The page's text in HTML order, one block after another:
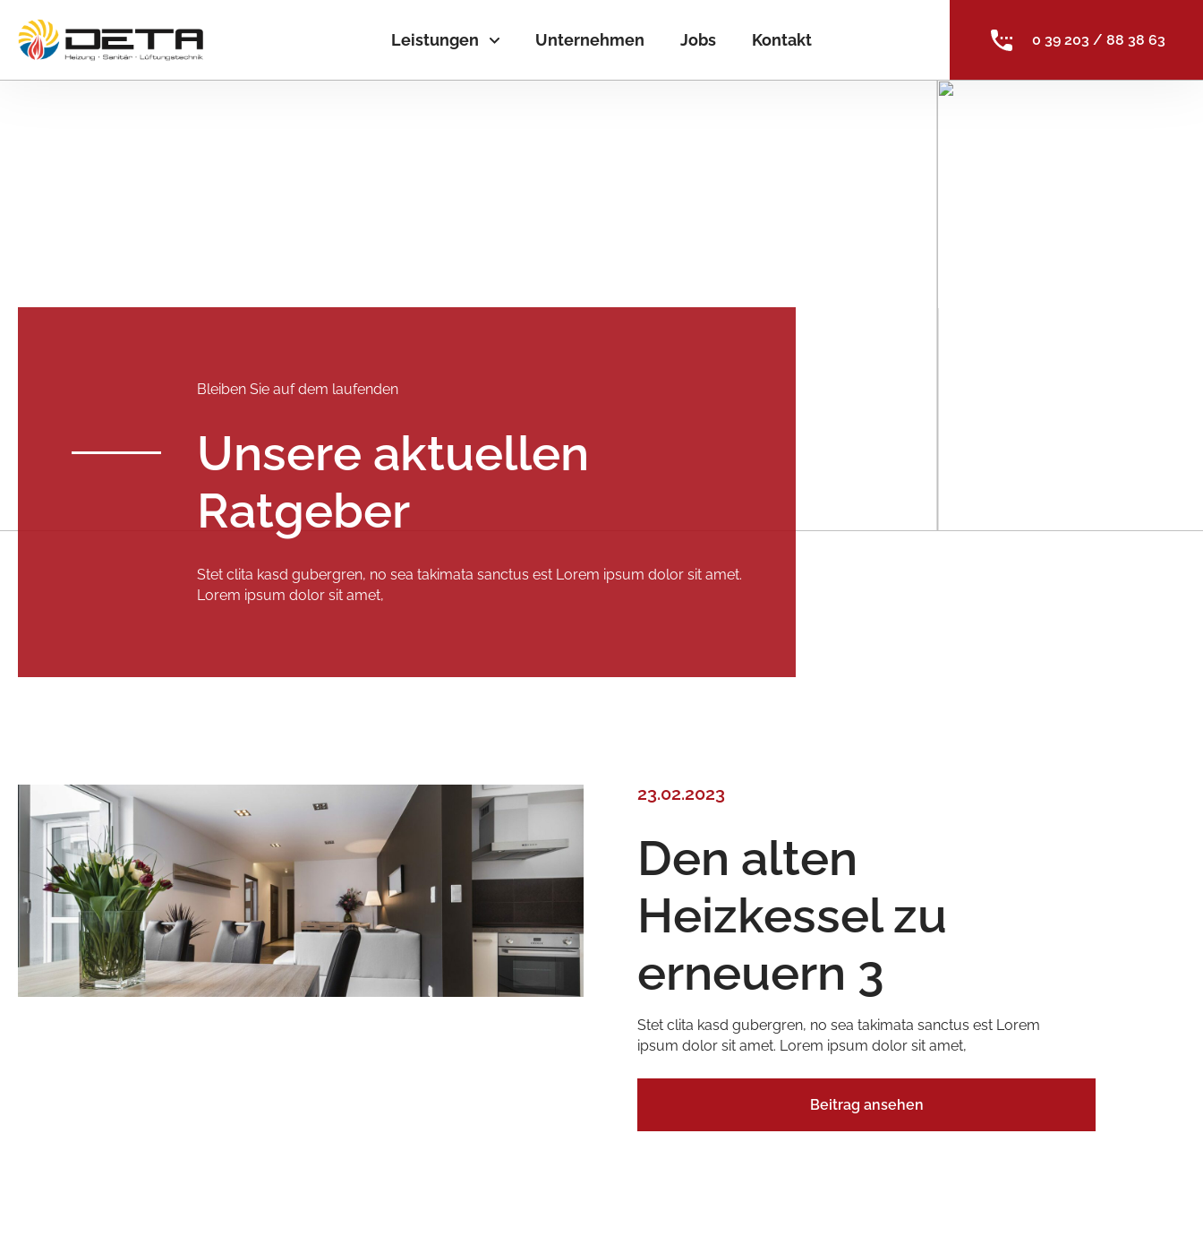
Leistungen Unternehmen Jobs Kontakt 0 39 203 / 88 38 63
Bleiben Sie auf dem laufenden
Unsere aktuellen
Ratgeber
Stet clita kasd gubergren, no sea takimata sanctus est Lorem ipsum dolor sit amet.
Lorem ipsum dolor sit amet,
23.02.2023
Den alten
Heizkessel zu
erneuern 3
Stet clita kasd gubergren, no sea takimata sanctus est Lorem
ipsum dolor sit amet. Lorem ipsum dolor sit amet,
Beitrag ansehen